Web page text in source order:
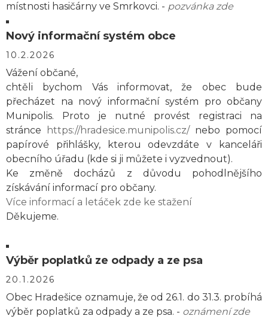
místnosti hasičárny ve Smrkovci. - pozvánka zde
Nový informační systém obce
10.2.2026
Vážení občané,
chtěli bychom Vás informovat, že obec bude
přecházet na nový informační systém pro občany
Munipolis. Proto je nutné provést registraci na
stránce
https://hradesice.munipolis.cz/nebo pomocí
papírové přihlášky, kterou odevzdáte v kanceláři
obecního úřadu (kde si ji můžete i vyzvednout).
Ke změně docházů z důvodu pohodlnějšího
získávání informací pro občany.
Více informací a letáček zde ke stažení
Děkujeme.
Výběr poplatků ze odpady a ze psa
20.1.2026
Obec Hradešice oznamuje, že od 26.1. do 31.3. probíhá
výběr poplatků za odpady a ze psa. - oznámení zde